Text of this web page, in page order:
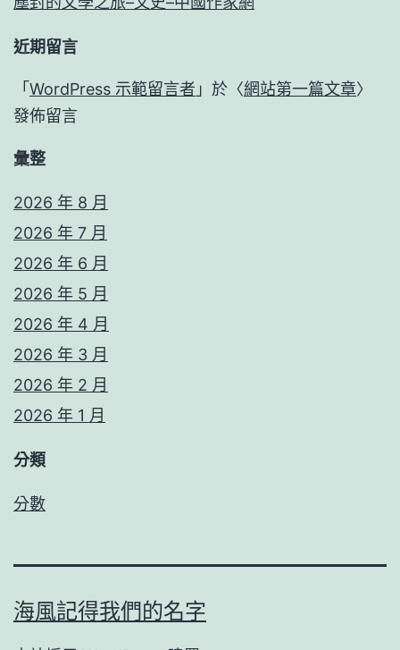
近期留言
「 WordPress 示範留言者 」於〈網站第一篇文章〉
發佈留言
彙整
2026 年 8 月
2026 年 7 月
2026 年 6 月
2026 年 5 月
2026 年 4 月
2026 年 3 月
2026 年 2 月
2026 年 1 月
分類
分數
海風記得我們的名字